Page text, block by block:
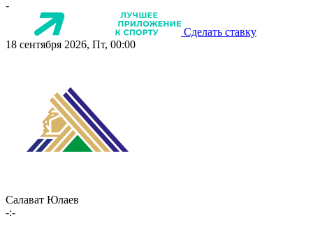
-
Сделать ставку
18 сентября 2026, Пт, 00:00
Салават Юлаев
-:-